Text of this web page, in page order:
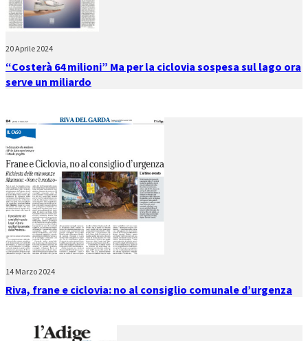
20 Aprile 2024
“Costerà 64 milioni” Ma per la ciclovia sospesa sul lago ora
serve un miliardo
14 Marzo 2024
Riva, frane e ciclovia: no al consiglio comunale d’urgenza